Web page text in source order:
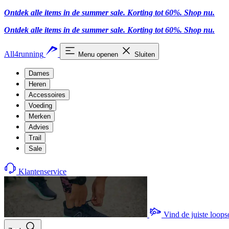
Ontdek alle items in de summer sale. Korting tot 60%. Shop nu.
Ontdek alle items in de summer sale. Korting tot 60%. Shop nu.
All4running Menu openen Sluiten
Dames
Heren
Accessoires
Voeding
Merken
Advies
Trail
Sale
Klantenservice
Vind de juiste